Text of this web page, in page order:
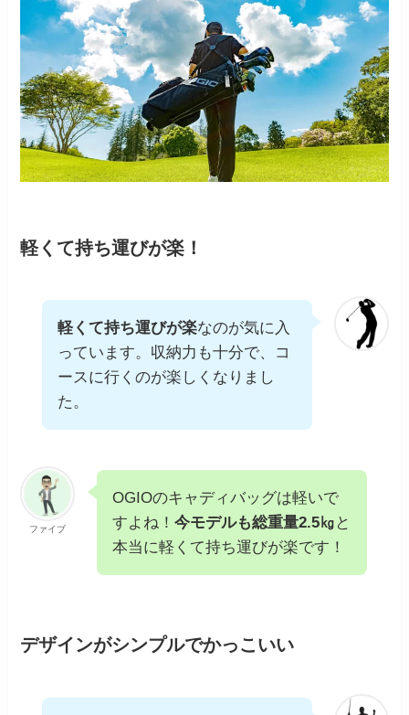
軽くて持ち運びが楽！
軽くて持ち運びが楽なのが気に入
っています。収納力も十分で、コ
ースに行くのが楽しくなりまし
た。
ファイブ
OGIOのキャディバッグは軽いで
すよね！今モデルも総重量2.5㎏ と
本当に軽くて持ち運びが楽です！
デザインがシンプルでかっこいい